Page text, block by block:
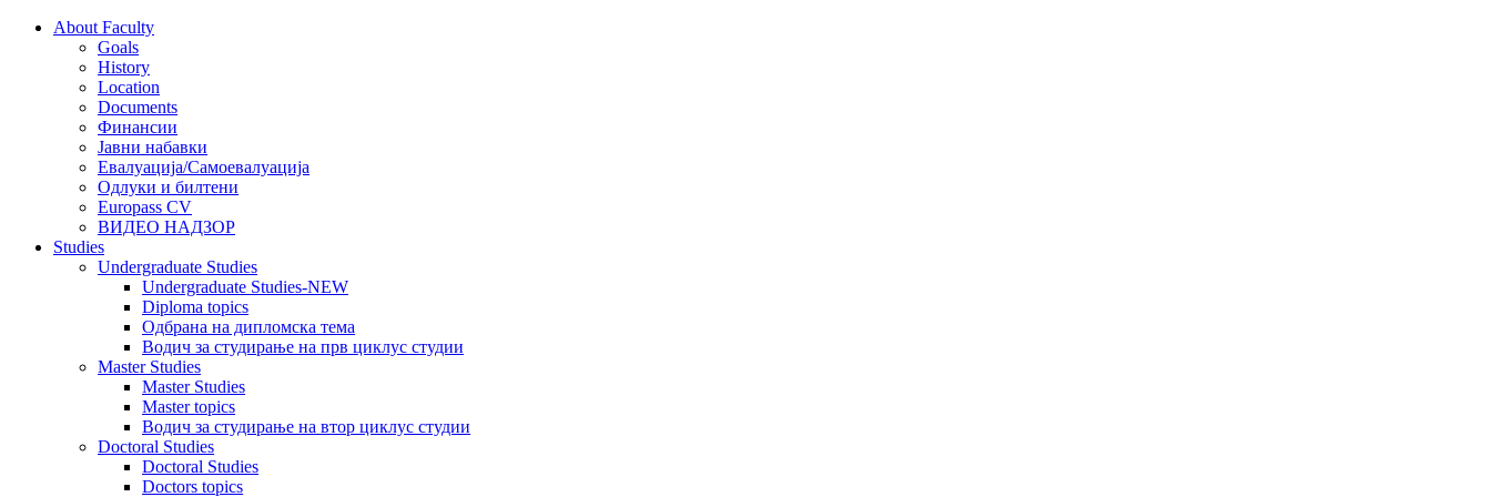
About Faculty
Goals
History
Location
Documents
Финансии
Јавни набавки
Евалуација/Самоевалуација
Одлуки и билтени
Europass CV
ВИДЕО НАДЗОР
Studies
Undergraduate Studies
Undergraduate Studies-NEW
Diploma topics
Одбрана на дипломска тема
Водич за студирање на прв циклус студии
Master Studies
Master Studies
Master topics
Водич за студирање на втор циклус студии
Doctoral Studies
Doctoral Studies
Doctors topics